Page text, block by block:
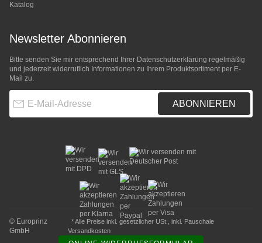
Katalog
Newsletter Abonnieren
Bitte senden Sie mir entsprechend Ihrer Datenschutzerklärung regelmäßig
und jederzeit widerruflich Informationen zu Ihrem Produktsortiment per E-
Mail zu.
ABONNIEREN
© Europrinz
GmbH
* Alle Preise inkl. gesetzlicher USt., inkl.
Pauschale
Versandkosten